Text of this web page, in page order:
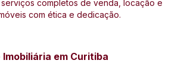
completos de venda, locação e
com ética e dedicação.
Imobiliária em Curitiba